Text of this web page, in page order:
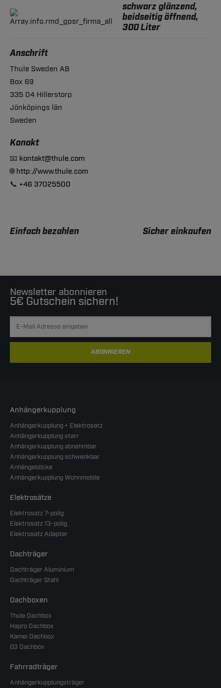
schwarz glänzend,
beidseitig öffnend,
300 Liter
Anschrift
Thule Sweden AB
Box 69
335 04 Hillerstorp
Jönköpings län
Sweden
Konakt
📧 kontakt@thule.com
🌐http://www.thule.com
📞 +46 37025500
Einfach bezahlen Sicher einkaufen
Newsletter abonnieren
5€ Gutschein sichern!
ABONNIEREN
Anhängerkupplung
Anhängerkupplung + Elektrosatz
Anhängerkupplung starr
Anhängerkupplung abnehmbar
Anhängerkupplung schwenkbar
Anhängeböcke
Anhängerkupplung Wohnmobile
Elektrosätze
Elektrosatz 7-polig
Elektrosatz 13-polig
Elektrosatz Adapter
Dachträger
Dachträger Aluminium
Dachträger Stahl
Dachboxen
Thule Dachbox
Hapro Dachbox
Kamei Dachbox
G3 Dachbox
Fahrradträger
Anhängerkupplungsträger